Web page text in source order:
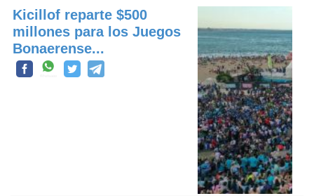
Kicillof reparte $500
millones para los Juegos
Bonaerense...